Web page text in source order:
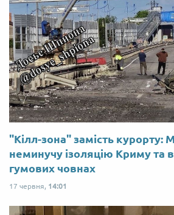
"Кілл-зона" замість курорту:
неминучу ізоляцію Криму та
гумових човнах
17 червня, 14:01